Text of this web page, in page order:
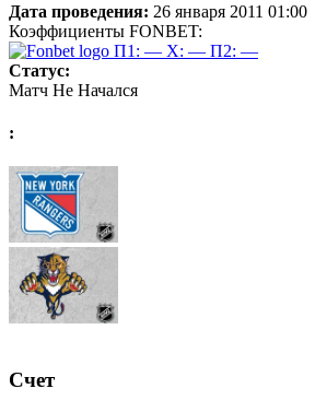
Дата проведения: 26 января 2011 01:00
Коэффициенты FONBET:
П1: — X: — П2: —
Статус:
Матч Не Начался
:
Счет